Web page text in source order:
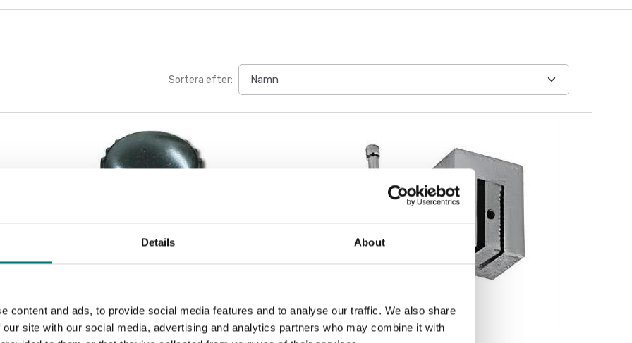
Details About
content and ads, to provide social media features and to analyse our traffic. We also share
site with our social media, advertising and analytics partners who may combine it with
Sortera efter: